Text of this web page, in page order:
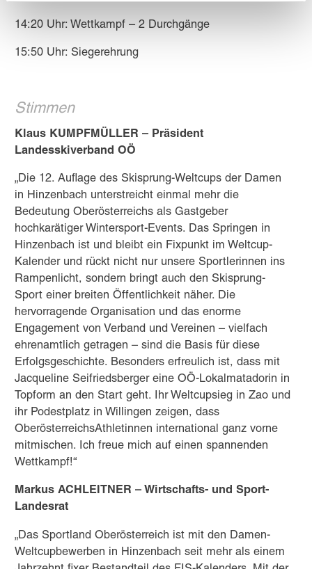
14:20 Uhr: Wettkampf – 2 Durchgänge
15:50 Uhr: Siegerehrung
Stimmen
Klaus KUMPFMÜLLER – Präsident
Landesskiverband OÖ
„Die 12. Auflage des Skisprung-Weltcups der Damen
in Hinzenbach unterstreicht einmal mehr die
Bedeutung Oberösterreichs als Gastgeber
hochkarätiger Wintersport-Events. Das Springen in
Hinzenbach ist und bleibt ein Fixpunkt im Weltcup-
Kalender und rückt nicht nur unsere Sportlerinnen ins
Rampenlicht, sondern bringt auch den Skisprung-
Sport einer breiten Öffentlichkeit näher. Die
hervorragende Organisation und das enorme
Engagement von Verband und Vereinen – vielfach
ehrenamtlich getragen – sind die Basis für diese
Erfolgsgeschichte. Besonders erfreulich ist, dass mit
Jacqueline Seifriedsberger eine OÖ-Lokalmatadorin in
Topform an den Start geht. Ihr Weltcupsieg in Zao und
ihr Podestplatz in Willingen zeigen, dass
OberösterreichsAthletinnen international ganz vorne
mitmischen. Ich freue mich auf einen spannenden
Wettkampf!“
Markus ACHLEITNER – Wirtschafts- und Sport-
Landesrat
„Das Sportland Oberösterreich ist mit den Damen-
Weltcupbewerben in Hinzenbach seit mehr als einem